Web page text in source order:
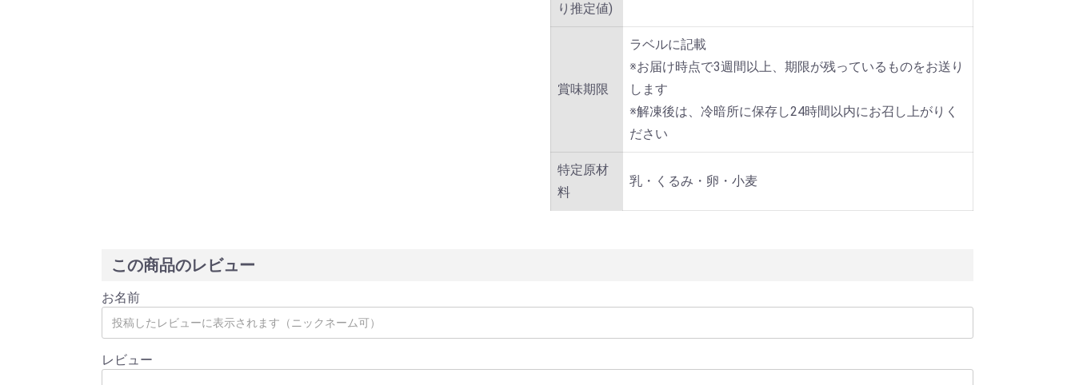
り推定値)
賞味期限
ラベルに記載
※お届け時点で3週間以上、期限が残っているものをお送り
します
※解凍後は、冷暗所に保存し24時間以内にお召し上がりく
ださい
特定原材
料
乳・くるみ・卵・小麦
この商品のレビュー
お名前
レビュー